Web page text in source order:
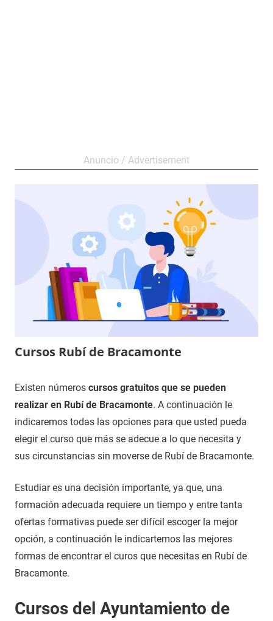
Cursos Rubí de Bracamonte
23
de
noviembre
2020
Maria
Cursos
en
Valladolid
Existen números cursos gratuitos que se pueden
realizar en Rubí de Bracamonte. A continuación le
indicaremos todas las opciones para que usted pueda
elegir el curso que más se adecue a lo que necesita y
sus circunstancias sin moverse de Rubí de Bracamonte.
Estudiar es una decisión importante, ya que, una
formación adecuada requiere un tiempo y entre tanta
ofertas formativas puede ser difícil escoger la mejor
opción, a continuación le indicartemos las mejores
formas de encontrar el curos que necesitas en Rubí de
Bracamonte.
Cursos del Ayuntamiento de